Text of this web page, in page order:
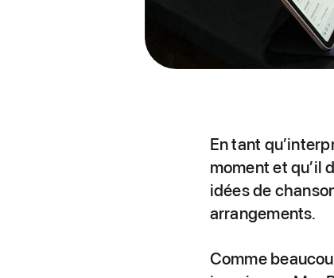
En tant
moment et qu’il
idées de
arrangements.
Comme